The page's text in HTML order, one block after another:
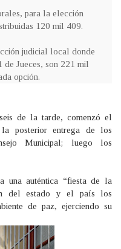
para la elección
120 mil 409.
judicial local donde
Jueces, son 221 mil
opción.
de la tarde, comenzó el
posterior entrega de los
Municipal; luego los
una auténtica “fiesta de la
del estado y el país los
de paz, ejerciendo su